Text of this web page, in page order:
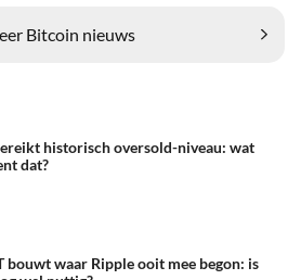
Bitcoin nieuws
historisch oversold-niveau: wat
dat?
bouwt waar Ripple ooit mee begon: is